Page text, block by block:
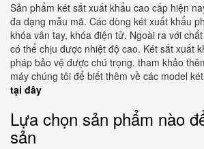
Sản phẩm két sắt xuất khẩu cao cấp hiện
đa dạng mẫu mã. Các dòng két xuất khẩu
khóa vân tay, khóa điện tử. Ngoài ra với
có thể chịu được nhiệt độ cao. Két sắt xuất
pháp bảo vệ được chú trọng. tham khảo
máy chúng tôi để biết thêm về các model
tại đây
Lựa chọn sản phẩm nào
sản